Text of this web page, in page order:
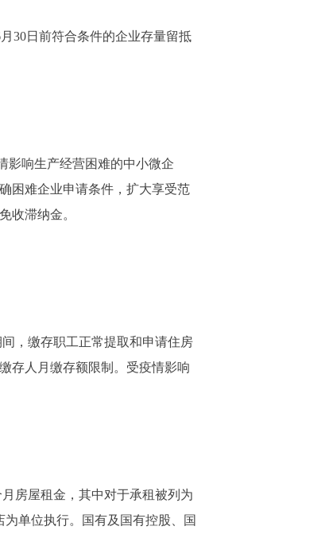
30日前符合条件的企业存量留抵
响生产经营困难的中小微企
困难企业申请条件，扩大享受范
收滞纳金。
，缴存职工正常提取和申请住房
存人月缴存额限制。受疫情影响
房屋租金，其中对于承租被列为
单位执行。国有及国有控股、国